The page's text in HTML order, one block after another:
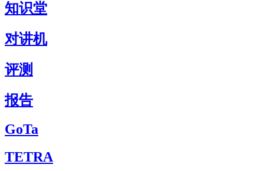
知识堂
对讲机
评测
报告
GoTa
TETRA